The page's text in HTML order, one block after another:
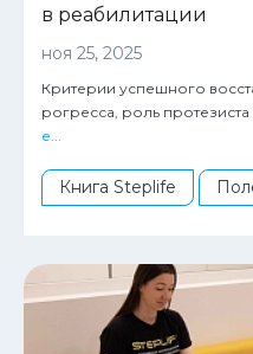
в реабилитации
ноя 25, 2025
Критерии успешного
рогресса, роль
е...
Книга Steplife